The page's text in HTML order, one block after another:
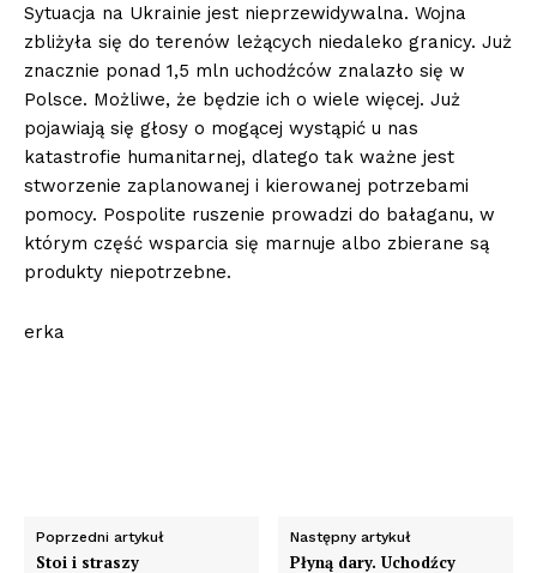
Sytuacja na Ukrainie jest nieprzewidywalna. Wojna
zbliżyła się do terenów leżących niedaleko granicy. Już
znacznie ponad 1,5 mln uchodźców znalazło się w
Polsce. Możliwe, że będzie ich o wiele więcej. Już
pojawiają się głosy o mogącej wystąpić u nas
katastrofie humanitarnej, dlatego tak ważne jest
stworzenie zaplanowanej i kierowanej potrzebami
pomocy. Pospolite ruszenie prowadzi do bałaganu, w
którym część wsparcia się marnuje albo zbierane są
produkty niepotrzebne.
erka
Poprzedni artykuł
Stoi i straszy
Następny artykuł
Płyną dary. Uchodźcy